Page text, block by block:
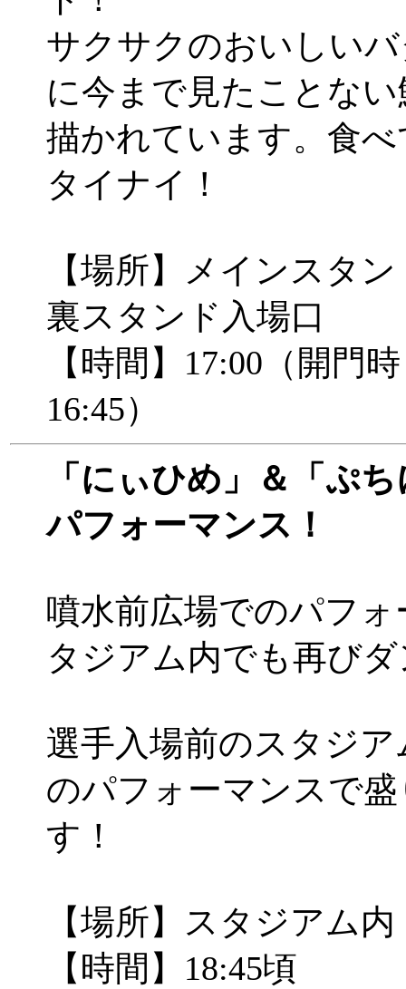
サクサクのおいしい
に今まで見たことな
描かれています。食
タイナイ！
【場所】メインスタ
裏スタンド入場口
【時間】17:00（開門
16:45）
「にぃひめ」＆「ぷ
パフォーマンス！
噴水前広場でのパフ
タジアム内でも再び
選手入場前のスタジ
のパフォーマンスで
す！
【場所】スタジアム
【時間】18:45頃